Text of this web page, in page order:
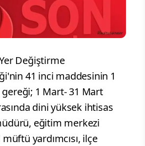
Değiştirme
41 inci maddesinin 1
gereği; 1 Mart- 31 Mart
dini yüksek ihtisas
eğitim merkezi
yardımcısı, ilçe